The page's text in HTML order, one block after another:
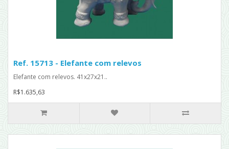
Ref. 15713 - Elefante com relevos
Elefante com relevos. 41x27x21..
R$1.635,63